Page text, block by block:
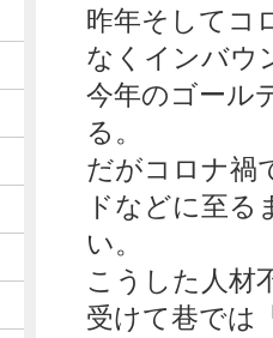
昨年そしてコ
なくインバウ
今年のゴール
る。
だがコロナ禍
ドなどに至る
い。
こうした人材
受けて巷では